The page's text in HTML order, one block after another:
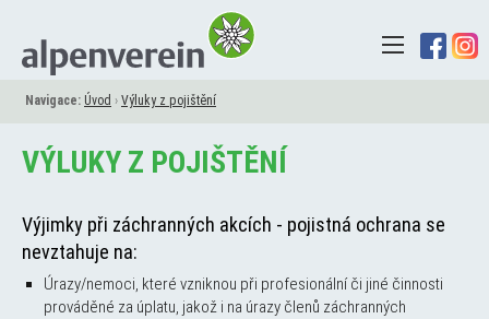
Navigace: Úvod › Výluky z pojištění
VÝLUKY Z POJIŠTĚNÍ
Výjimky při záchranných akcích - pojistná ochrana se
nevztahuje na:
Úrazy/nemoci, které vzniknou při profesionální či jiné činnosti
prováděné za úplatu, jakož i na úrazy členů záchranných